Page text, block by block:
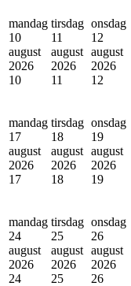
mandag
10
august
2026
10
tirsdag
11
august
2026
11
onsdag
12
august
2026
12
mandag
17
august
2026
17
tirsdag
18
august
2026
18
onsdag
19
august
2026
19
mandag
24
august
2026
24
tirsdag
25
august
2026
25
onsdag
26
august
2026
26